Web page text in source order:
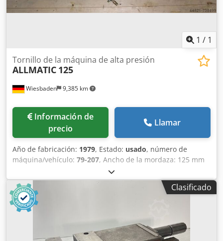
1 / 1
Wiesbaden 9,385 km
Tornillo de la máquina de alta presión
ALLMATIC 125
Información de
precio
Llamar
Año de fabricación: 1979, Estado: usado, número de
máquina/vehículo: 79-207, Ancho de la mordaza: 125 mm
Altura de la mordaza: 42 mm Distancia entre mordazas:
202 mm Cjdpfx Ao Avhdjcysha
Clasificado